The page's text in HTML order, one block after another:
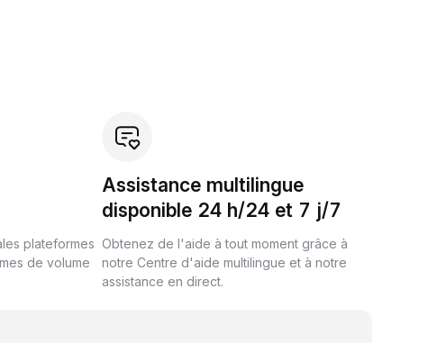
plateformes
de volume
Assistance multilingue
disponible 24 h/24 et 7 j/7
Obtenez de l'aide à tout moment grâce à
notre Centre d'aide multilingue et à notre
assistance en direct.